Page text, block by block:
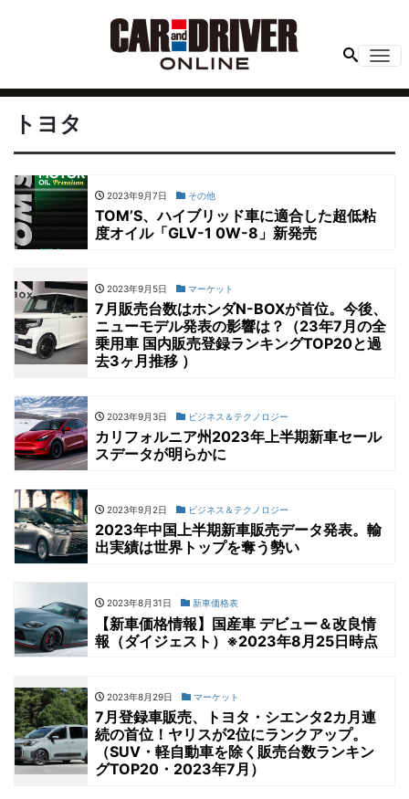
トヨタ
2023年9月7日 その他
TOM’S、ハイブリッド車に適合した超低粘
度オイル「GLV-1 0W-8」新発売
2023年9月5日 マーケット
7月販売台数はホンダN-BOXが首位。今後、
ニューモデル発表の影響は？（23年7月の全
乗用車 国内販売登録ランキングTOP20と過
去3ヶ月推移 ）
2023年9月3日 ビジネス＆テクノロジー
カリフォルニア州2023年上半期新車セール
スデータが明らかに
2023年9月2日 ビジネス＆テクノロジー
2023年中国上半期新車販売データ発表。輸
出実績は世界トップを奪う勢い
2023年8月31日 新車価格表
【新車価格情報】国産車 デビュー＆改良情
報（ダイジェスト）※2023年8月25日時点
2023年8月29日 マーケット
7月登録車販売、トヨタ・シエンタ2カ月連
続の首位！ヤリスが2位にランクアップ。
（SUV・軽自動車を除く販売台数ランキン
グTOP20・2023年7月）